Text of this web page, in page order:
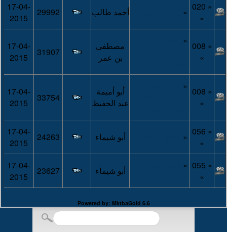
« 020
»
» أحمد طالب 29992
17-04-
2015
« 008
»
»
مصطفى
بن عمر
31907
17-04-
2015
« 008
»
»
أبو أميمة
عبد الحفيظ
33754
17-04-
2015
« 056
»
» أبو شيماء 24263
17-04-
2015
« 055
»
» أبو شيماء 23627
17-04-
2015
Powered by: MktbaGold 6.6